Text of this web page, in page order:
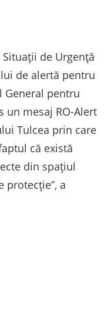
de Urgenţă
de alertă pentru
General pentru
un mesaj RO-Alert
Tulcea prin care
că există
din spaţiul
protecţie”, a